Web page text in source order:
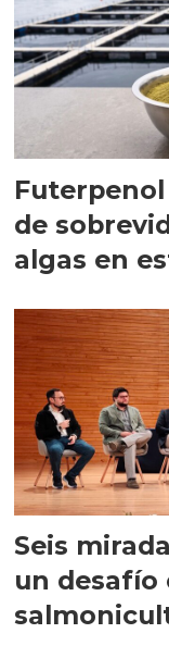
Futerpenol
de
algas en
Seis
un desafío